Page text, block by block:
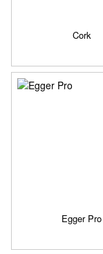
Cork
Egger Pro